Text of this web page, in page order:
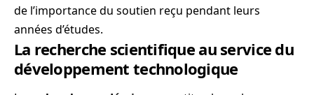
de l’importance du soutien reçu pendant leurs
années d’études.
La recherche scientifique au service du
développement technologique